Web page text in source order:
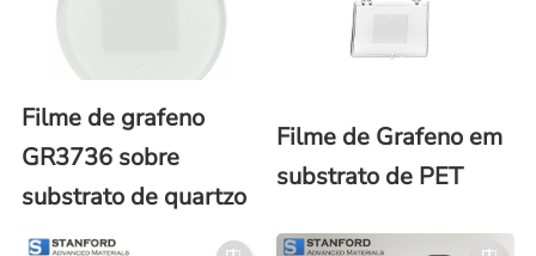
Filme de grafeno
GR3736 sobre
substrato de quartzo
Filme de Grafeno em
substrato de PET